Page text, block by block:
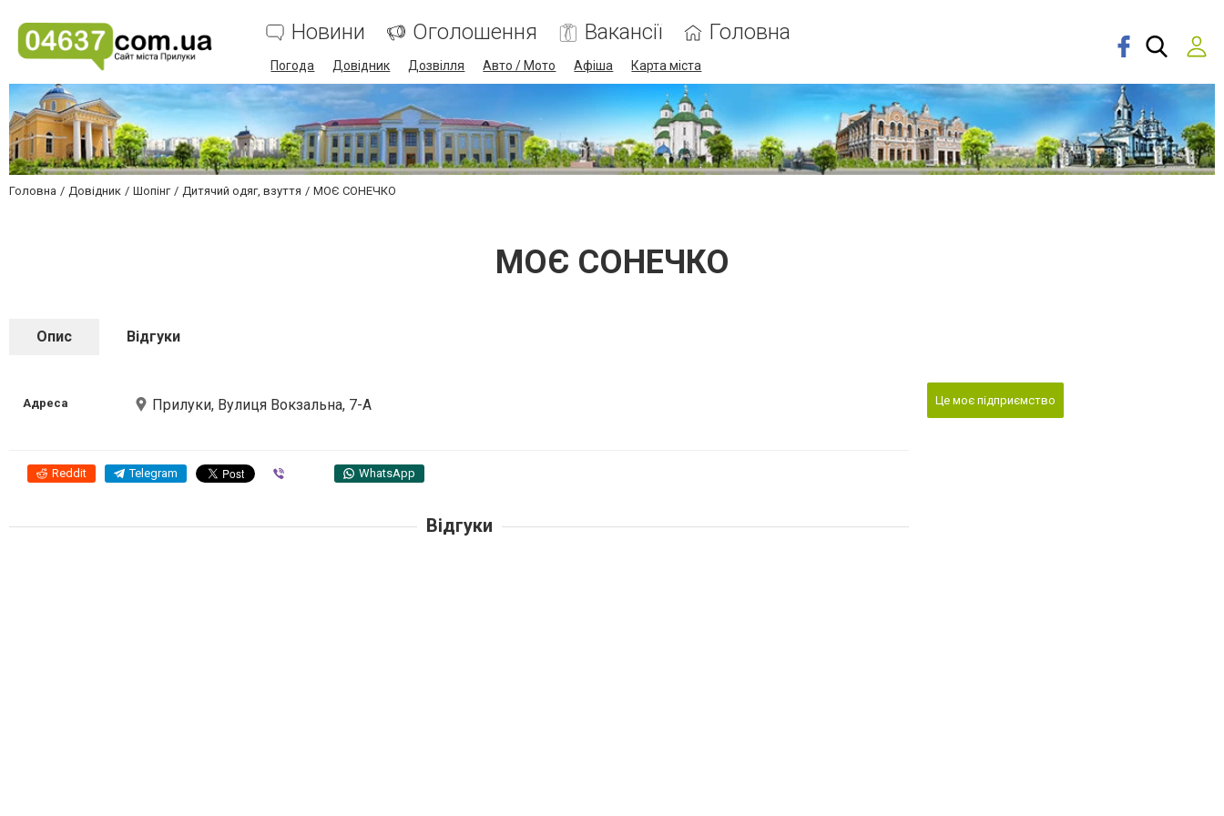
Новини Оголошення Вакансії Головна
Погода Довідник Дозвілля Авто / Мото Афіша Карта міста
Головна Довідник Шопінг Дитячий одяг, взуття МОЄ СОНЕЧКО
МОЄ СОНЕЧКО
Опис Відгуки
Адреса Прилуки, Вулиця Вокзальна, 7-А
Reddit Telegram WhatsApp
Це моє підприємство
Відгуки